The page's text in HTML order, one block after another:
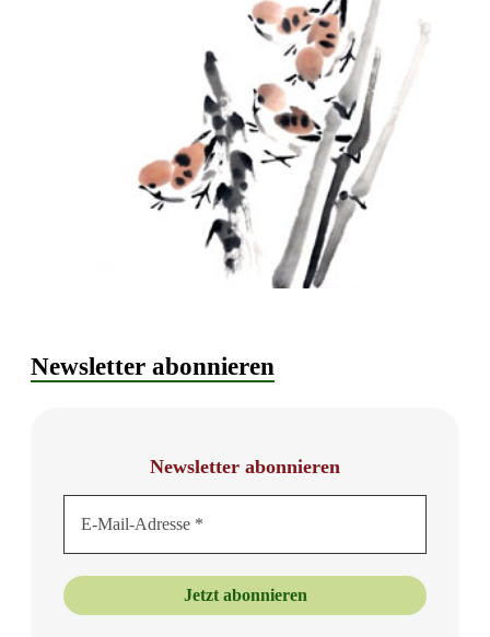
Newsletter abonnieren
Newsletter abonnieren